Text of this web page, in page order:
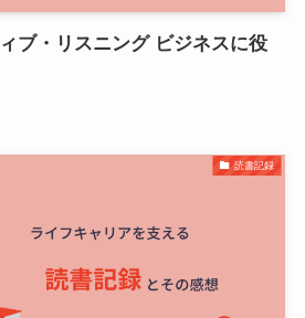
ブ・リスニング ビジネスに役
読書記録